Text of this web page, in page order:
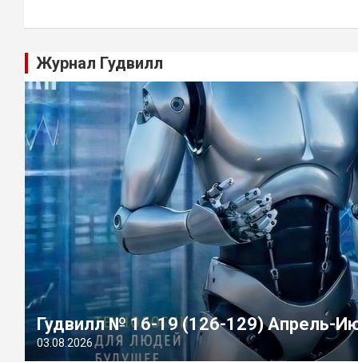
Журнал Гудвилл
Гудвилл № 16-19 (126-129) Апрель-
03.08.2026